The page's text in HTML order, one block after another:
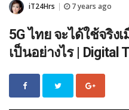
iT24Hrs 7 years ago
5G ไทย จะได้ใช้จริง
เป็นอย่างไร | Digital